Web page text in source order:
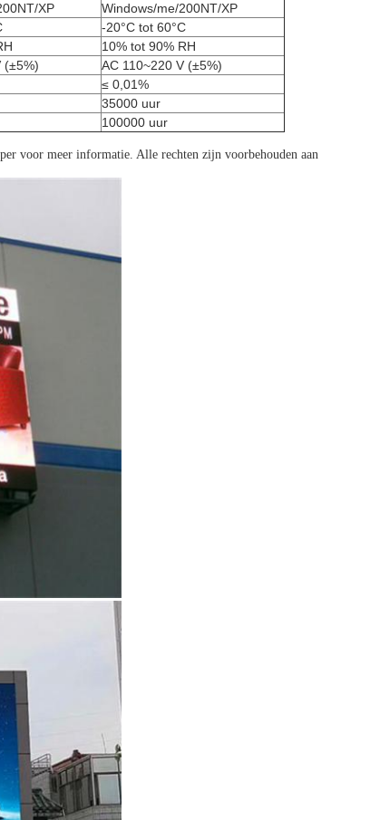
XP
Windows/me/200NT/XP
-20°C tot 60°C
10% tot 90% RH
(±5%)
AC 110~220 V (±5%)
≤ 0,01%
35000 uur
100000 uur
voor meer informatie. Alle rechten zijn voorbehouden aan